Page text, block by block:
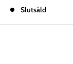
Slutsåld